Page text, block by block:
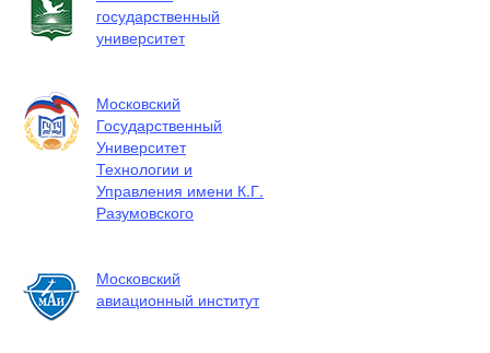
государственный
университет
Московский
Государственный
Университет
Технологии и
Управления имени К.Г.
Разумовского
Московский
авиационный институт